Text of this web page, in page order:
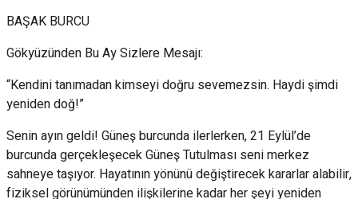
BAŞAK BURCU
Gökyüzünden Bu Ay Sizlere Mesajı:
“Kendini tanımadan kimseyi doğru sevemezsin. Haydi şimdi
yeniden doğ!”
Senin ayın geldi! Güneş burcunda ilerlerken, 21 Eylül’de
burcunda gerçekleşecek Güneş Tutulması seni merkez
sahneye taşıyor. Hayatının yönünü değiştirecek kararlar alabilir,
fiziksel görünümünden ilişkilerine kadar her şeyi yeniden